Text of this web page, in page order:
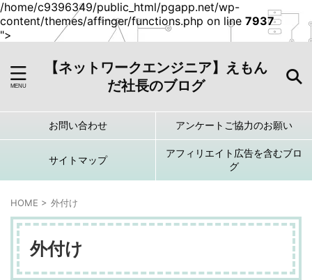
/home/c9396349/public_html/pgapp.net/wp-
content/themes/affinger/functions.php on line 7937
">
【ネットワークエンジニア】えもん
だ社長のブログ
お問い合わせ アンケートご協力のお願い
サイトマップ
アフィリエイト広告を含むブロ
グ
HOME > 外付け
外付け